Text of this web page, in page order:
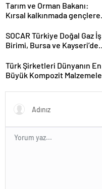
Tarım ve Orman Bakanı:
Kırsal kalkınmada gençlere
yapıyoruz
SOCAR Türkiye Doğal Gaz İş
Birimi, Bursa ve Kayseri’de
Türk Şirketleri Dünyanın En
Büyük Kompozit